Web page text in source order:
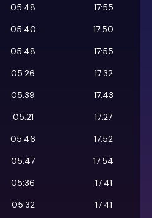
05:48
17:55
05:40
17:50
05:48
17:55
05:26
17:32
05:39
17:43
05:21
17:27
05:46
17:52
05:47
17:54
05:36
17:41
05:32
17:41